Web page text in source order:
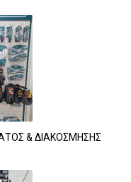
& ΔΙΑΚΟΣΜΗΣΗΣ